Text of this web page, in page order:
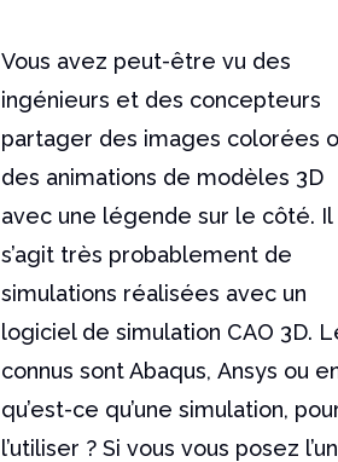
Vous avez peut-être vu des
ingénieurs et des concepteurs
partager des images colorées
des animations de modèles 3D
avec une légende sur le côté. Il
s’agit très probablement de
simulations réalisées avec un
logiciel de simulation CAO 3D.
connus sont Abaqus, Ansys ou
qu’est-ce qu’une simulation,
l’utiliser ? Si vous vous posez